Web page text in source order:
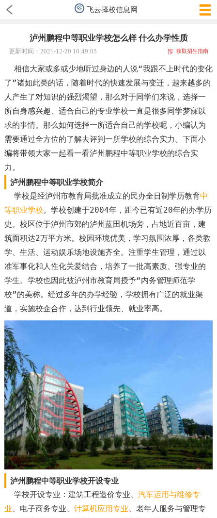
飞云择校信息网
泸州鹏程中等职业学校怎么样 什么办学性质
更新时间：2021-12-20 10:49:05 获取招生指南
相信大家或多或少地听过身边的人说“我跟不上时代的变化
了”诸如此类的话，随着时代的快速发展与变迁，越来越多的
人产生了对知识的强烈渴望，那么对于同学们来说，选择一
所自身感兴趣、适合自己的专业学校一直是很多同学梦寐以
求的事情。那么如何选择一所适合自己的学校呢，小编认为
需要通过全方位的了解去评判一所学校的综合实力。下面小
编将带领大家一起看一看泸州鹏程中等职业学校的综合实
力。
泸州鹏程中等职业学校简介
学校是经泸州市教育局批准成立的民办全日制学历教育中
等职业学校。学校创建于2004年，距今已有近20年的办学历
史。校区位于泸州市郊的泸州蓝田机场旁，占地近百亩，建
筑面积达2万平方米。校园环境优美，学习氛围浓厚，各类教
学、生活、运动娱乐场地设施齐全。注重学生管理，通过以
准军事化和人性化关爱结合，培养了一批高素质、强专业的
学生。学校也因此被泸州市教育局授予“内务管理师范学
校”的美称。经过多年的办学经验，学校拥有广泛的就业渠
道，实施校企合作，达到行业领先、就业率高。
泸州鹏程中等职业学校开设专业
学校开设专业：建筑工程造价专业、 汽车运用与维修专
业、电子商务专业、 计算机应用专业、老年人服务与管理专